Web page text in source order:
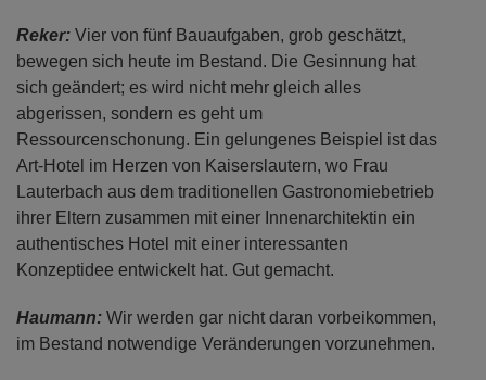
Reker: Vier von fünf Bauaufgaben, grob geschätzt,
bewegen sich heute im Bestand. Die Gesinnung hat
sich geändert; es wird nicht mehr gleich alles
abgerissen, sondern es geht um
Ressourcenschonung. Ein gelungenes Beispiel ist das
Art-Hotel im Herzen von Kaiserslautern, wo Frau
Lauterbach aus dem traditionellen Gastronomiebetrieb
ihrer Eltern zusammen mit einer Innenarchitektin ein
authentisches Hotel mit einer interessanten
Konzeptidee entwickelt hat. Gut gemacht.
Haumann: Wir werden gar nicht daran vorbeikommen,
im Bestand notwendige Veränderungen vorzunehmen.